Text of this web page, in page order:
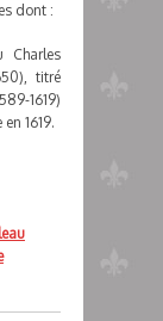
dont :
Charles
titré
1619)
1619.